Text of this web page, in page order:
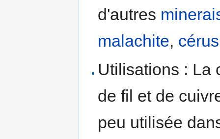
d'autres
malachite,
Utilisations : La
de fil et de
peu utilisée